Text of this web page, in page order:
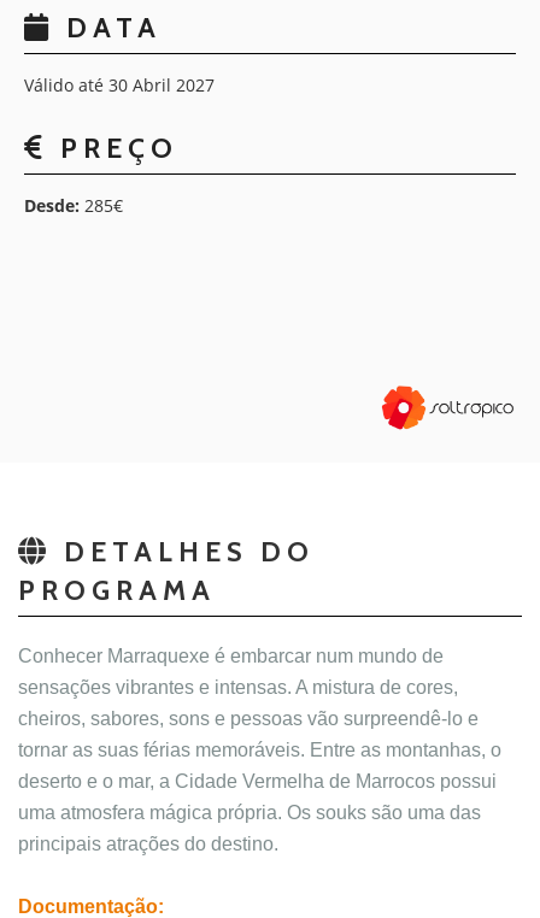
DATA
Válido até 30 Abril 2027
PREÇO
Desde: 285€
DETALHES DO
PROGRAMA
Conhecer Marraquexe é embarcar num mundo de
sensações vibrantes e intensas. A mistura de cores,
cheiros, sabores, sons e pessoas vão surpreendê-lo e
tornar as suas férias memoráveis. Entre as montanhas, o
deserto e o mar, a Cidade Vermelha de Marrocos possui
uma atmosfera mágica própria. Os souks são uma das
principais atrações do destino.
Documentação: